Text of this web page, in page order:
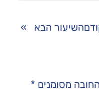
השיעור הבא »
מסומנים *